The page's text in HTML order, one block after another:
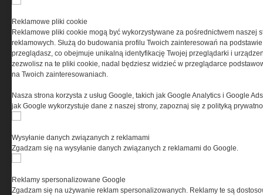
urządzeniu końcowym. W każdym momencie możesz
dokonać zmiany ustawień przeglądarki dotyczących
cookies. Nim Państwo zaczną korzystać z naszego
serwisu prosimy o zapoznanie się z nasząpolityką
prywatnościorazinformacją o cookies.
wyłącznie na zasadach określonych w Zasadach korzystania z serwisu.
Special-Ops
Reklamowe pliki cookie
Reklamowe pliki cookie mogą być wykorzystywane za pośrednictwem naszej
reklamowych. Służą do budowania profilu Twoich zainteresowań na
przeglądasz, co obejmuje unikalną identyfikację Twojej przeglądarki i
zezwolisz na te pliki cookie, nadal będziesz widzieć w przeglądarce
na Twoich zainteresowaniach.
Nasza strona korzysta z usług Google, takich jak Google Analytics i Google
jak Google wykorzystuje dane z naszej strony, zapoznaj się z polityką
Wysyłanie danych związanych z reklamami
Zgadzam się na wysyłanie danych związanych z reklamami do Google.
Reklamy spersonalizowane Google
Zgadzam się na używanie reklam spersonalizowanych. Reklamy te są